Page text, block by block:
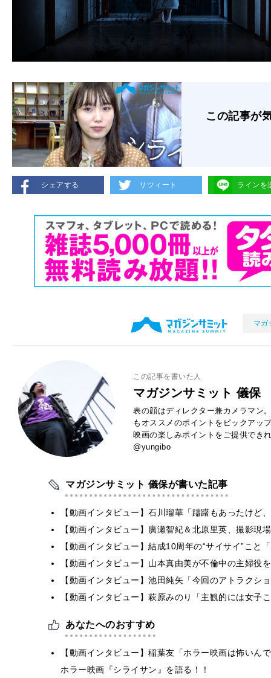
この記事が
シェアする リツィート ラインを
マガ
この記事を書いた人
マガジンサミット 儀保
表の顔はディレクター兼カメラマン
もオススメのポイントをピックアッ
映画の楽しみポイントをご提供でき
@yungibo
マガジンサミット 儀保が書いた記事
【動画インタビュー】石川瑠華「躊躇もあったけど
【動画インタビュー】廣瀬智紀＆北原里英、撮影現
【動画インタビュー】結成10周年の“サイサイ”こと
【動画インタビュー】山本真由美が不倫中の主婦
【動画インタビュー】池田純矢「今回のアトラク
【動画インタビュー】萩原みのり「主観的には女
あなたへのおすすめ
【動画インタビュー】稲葉友「ホラー映画は怖いん
ホラー映画『シライサン』を語る！！